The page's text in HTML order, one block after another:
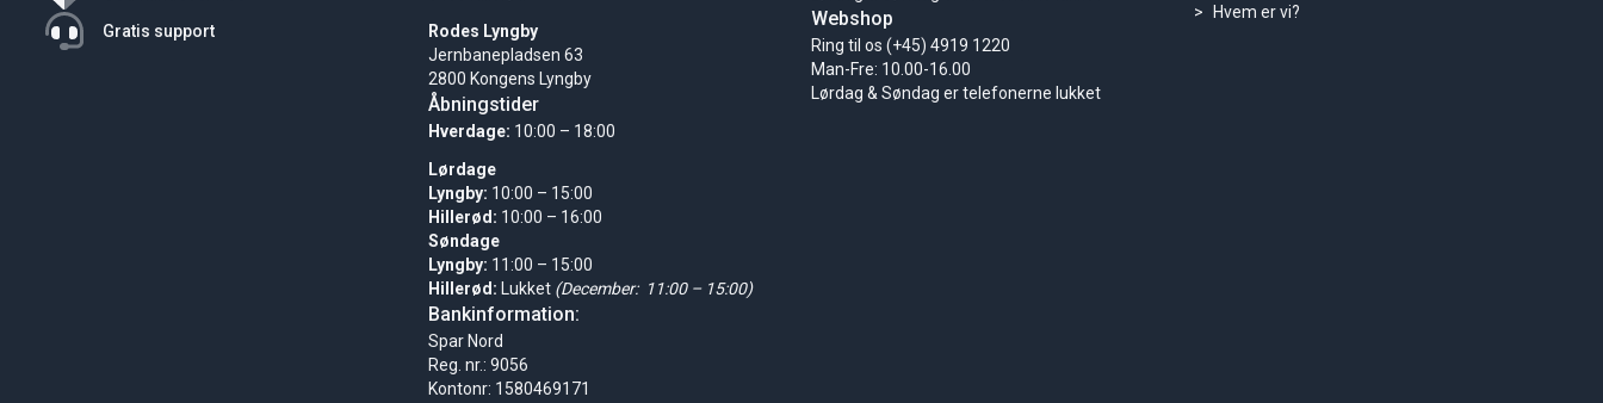
Rodes Lyngby
Jernbanepladsen 63
2800 Kongens Lyngby
Åbningstider
Hverdage: 10:00 – 18:00
Lørdage
Lyngby: 10:00 – 15:00
Hillerød: 10:00 – 16:00
Søndage
Lyngby: 11:00 – 15:00
Hillerød: Lukket (December: 11:00 – 15:00)
Bankinformation:
Spar Nord
Reg. nr.: 9056
Kontonr: 1580469171
Webshop
Ring til os (+45) 4919 1220
Man-Fre: 10.00-16.00
Lørdag & Søndag er telefonerne lukket
Hvem er vi?
Gratis support